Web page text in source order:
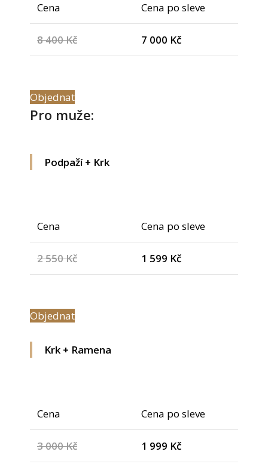
Cena Cena po sleve
8 400 Kč 7 000 Kč
Objednat
Pro muže:
Podpaží + Krk
Cena Cena po sleve
2 550 Kč 1 599 Kč
Objednat
Krk + Ramena
Cena Cena po sleve
3 000 Kč 1 999 Kč